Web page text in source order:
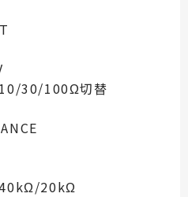
10/30/100Ω切替
40kΩ/20kΩ